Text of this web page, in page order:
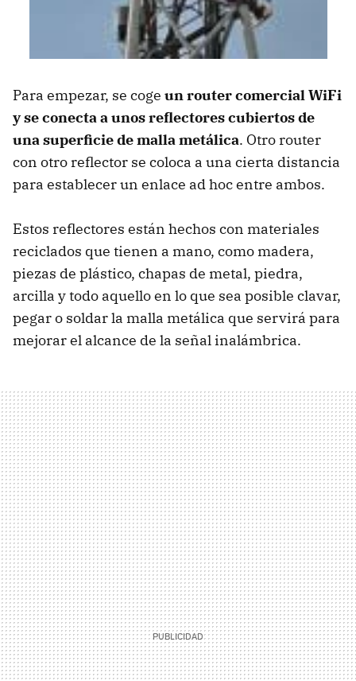
Para empezar, se coge un router comercial WiFi
y se conecta a unos reflectores cubiertos de
una superficie de malla metálica. Otro router
con otro reflector se coloca a una cierta distancia
para establecer un enlace ad hoc entre ambos.
Estos reflectores están hechos con materiales
reciclados que tienen a mano, como madera,
piezas de plástico, chapas de metal, piedra,
arcilla y todo aquello en lo que sea posible clavar,
pegar o soldar la malla metálica que servirá para
mejorar el alcance de la señal inalámbrica.